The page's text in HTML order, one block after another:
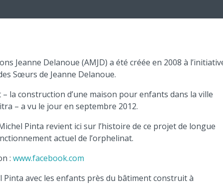
pour
Jeanne Delanoue (AMJD) a été créée en 2008 à
Sœurs de Jeanne Delanoue.
la construction d’une maison pour enfants dans la ville
– a vu le jour en septembre 2012.
Pinta revient ici sur l’histoire de ce projet de longue
actuel de l’orphelinat.
: www.facebook.com
Pinta avec les enfants près du bâtiment construit à